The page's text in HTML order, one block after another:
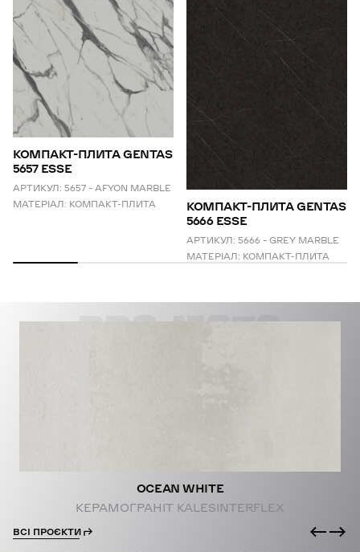
КОМПАКТ-ПЛИТА GENTAS
5657 ESSE
АРТИКУЛ: 5657 – AFYON MARBLE
МАТЕРІАЛ: КОМПАКТ-ПЛИТА
КОМПАКТ-ПЛИТА GENTAS
5666 ESSE
АРТИКУЛ: 5666 – GREY MARBLE
МАТЕРІАЛ: КОМПАКТ-ПЛИТА
PROJECTS
OCEAN WHITE
КЕРАМОГРАНІТ KALESINTERFLEX
ВСІ ПРОЄКТИ